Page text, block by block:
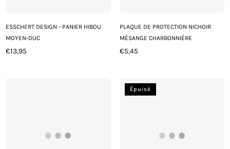
ESSCHERT DESIGN - PANIER HIBOU
MOYEN-DUC
Prix
€13,95
PLAQUE DE PROTECTION NICHOIR
MÉSANGE CHARBONNIÈRE
Prix
€5,45
Épuisé